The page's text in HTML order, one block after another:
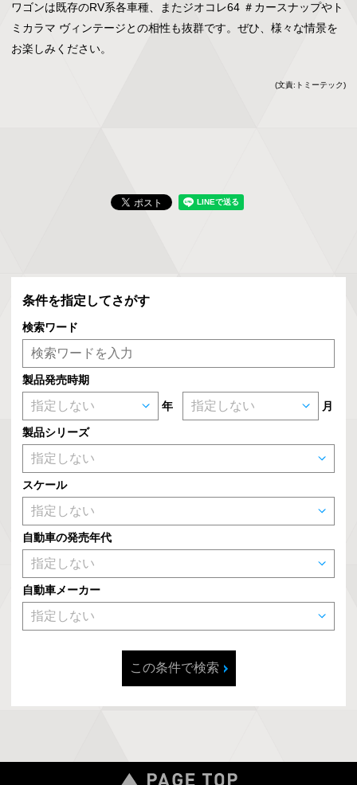
ワゴンは既存のRV系各車種、またジオコレ64 ＃カースナップやト
ミカラマ ヴィンテージとの相性も抜群です。ぜひ、様々な情景を
お楽しみください。
(文責:トミーテック)
条件を指定してさがす
検索ワード
製品発売時期
年 月
製品シリーズ
スケール
自動車の発売年代
自動車メーカー
この条件で検索